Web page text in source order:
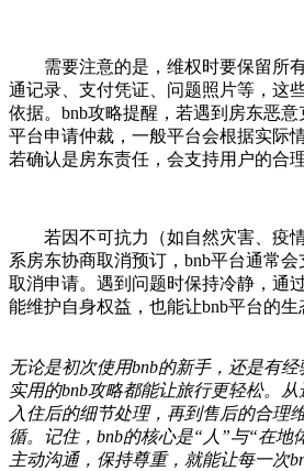
需要注意的是，维权时要保留所
通记录、支付凭证、问题照片等，这
依据。bnb攻略提醒，若遇到房东恶
平台申请仲裁，一般平台会根据实际
若确认是房东责任，会支持用户的合理
若因不可抗力（如自然灾害、疫
系房东协商取消预订，bnb平台通常
取消申请。遇到问题时保持冷静，通
能维护自身权益，也能让bnb平台的生
无论是初次使用bnb的新手，还是有
实用的bnb攻略都能让旅行更轻松。
入住后的细节处理，再到售后的合理
循。记住，bnb的核心是“人”与“在地
主动沟通，保持尊重，就能让每一次